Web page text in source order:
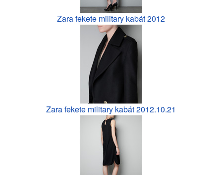
Zara fekete military kabát 2012
Zara fekete military kabát 2012.10.21